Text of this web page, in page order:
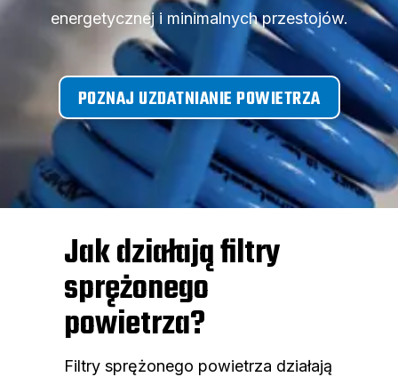
energetycznej i minimalnych przestojów.
POZNAJ UZDATNIANIE POWIETRZA
Jak działają filtry
sprężonego
powietrza?
Filtry sprężonego powietrza działają